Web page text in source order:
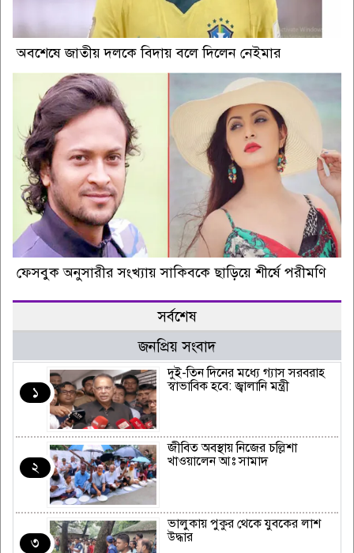
অবশেষে জাতীয় দলকে বিদায় বলে দিলেন নেইমার
ফেসবুক অনুসারীর সংখ্যায় সাকিবকে ছাড়িয়ে শীর্ষে পরীমণি
সর্বশেষ
জনপ্রিয় সংবাদ
১
দুই-তিন দিনের মধ্যে গ্যাস সরবরাহ
স্বাভাবিক হবে: জ্বালানি মন্ত্রী
২
জীবিত অবস্থায় নিজের চল্লিশা
খাওয়ালেন আঃ সামাদ
৩
ভালুকায় পুকুর থেকে যুবকের লাশ
উদ্ধার